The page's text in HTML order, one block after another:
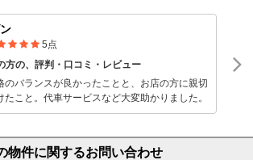
5 点
方の、評判・口コミ・レビュー
のバランスが良かったことと、お店の方に親切
たこと。代車サービスなど大変助かりました。
物件に関するお問い合わせ